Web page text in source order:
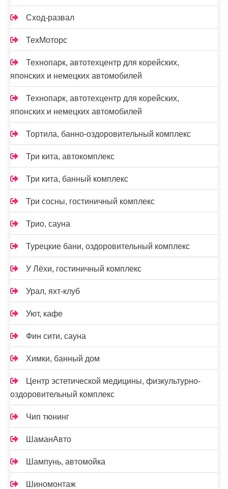
Сход-развал
ТехМоторс
Технопарк, автотехцентр для корейских,
японских и немецких автомобилей
Технопарк, автотехцентр для корейских,
японских и немецких автомобилей
Тортила, банно-оздоровительный комплекс
Три кита, автокомплекс
Три кита, банный комплекс
Три сосны, гостиничный комплекс
Трио, сауна
Турецкие бани, оздоровительный комплекс
У Лёхи, гостиничный комплекс
Урал, яхт-клуб
Уют, кафе
Фин сити, сауна
Химки, банный дом
Центр эстетической медицины, физкультурно-
оздоровительный комплекс
Чип тюнинг
ШаманАвто
Шампунь, автомойка
Шиномонтаж